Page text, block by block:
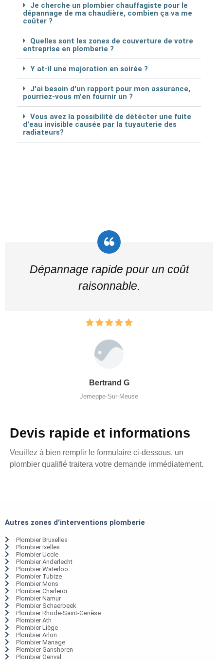
Je cherche un plombier chauffagiste pour le
dépannage de ma chaudière, combien ça va me
coûter ?
Quelles sont les zones de couverture de votre
entreprise en plomberie ?
Y at-il une majoration en soirée ?
J'ai besoin d'un rapport pour mon assurance,
pourriez-vous m'en fournir un ?
Vous avez la possibilité de détécter une fuite
d'eau invisible causée par la tuyauterie des
radiateurs?
Dépannage rapide pour un coût
raisonnable.
Bertrand G
Jemeppe-Sur-Meuse
Devis rapide et informations
Veuillez à bien remplir le formulaire ci-dessous, un
plombier qualifié traitera votre demande immédiatement.
Autres zones d'interventions plomberie
Plombier Bruxelles
Plombier Ixelles
Plombier Uccle
Plombier Anderlecht
Plombier Waterloo
Plombier Tubize
Plombier Mons
Plombier Charleroi
Plombier Namur
Plombier Schaerbeek
Plombier Rhode-Saint-Genèse
Plombier Ath
Plombier Liège
Plombier Arlon
Plombier Manage
Plombier Ganshoren
Plombier Genval